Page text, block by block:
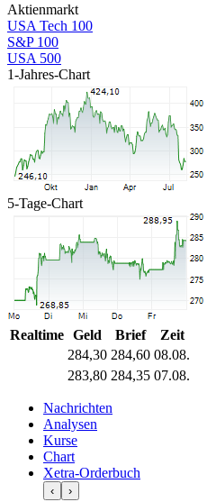
Aktienmarkt
USA Tech 100
S&P 100
USA 500
1-Jahres-Chart
5-Tage-Chart
Realtime Geld Brief
Zeit
284,30 284,60 08.08.
283,80 284,35 07.08.
Nachrichten
Analysen
Kurse
Chart
Xetra-Orderbuch
‹ ›